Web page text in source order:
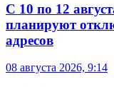
С 10 по 12
планируют
адресов
08 августа 2026, 9:14